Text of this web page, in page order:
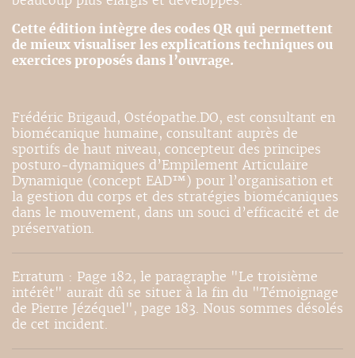
Cette édition intègre des codes QR qui permettent
de mieux visualiser les explications techniques ou
exercices proposés dans l’ouvrage.
Frédéric Brigaud, Ostéopathe.DO, est consultant en
biomécanique humaine, consultant auprès de
sportifs de haut niveau, concepteur des principes
posturo-dynamiques d’Empilement Articulaire
Dynamique (concept EAD™) pour l’organisation et
la gestion du corps et des stratégies biomécaniques
dans le mouvement, dans un souci d’efficacité et de
préservation.
Erratum : Page 182, le paragraphe "Le troisième
intérêt" aurait dû se situer à la fin du "Témoignage
de Pierre Jézéquel", page 183. Nous sommes désolés
de cet incident.